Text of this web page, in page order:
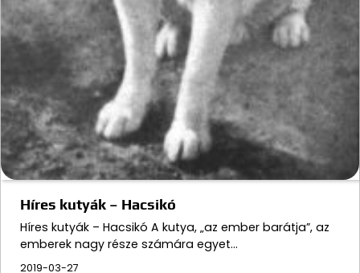
Híres kutyák – Hacsikó
Híres kutyák – Hacsikó A kutya, „az ember barátja”, az
emberek nagy része számára egyet…
2019-03-27